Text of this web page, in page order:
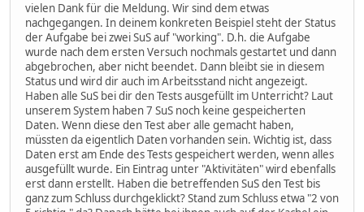
vielen Dank für die Meldung. Wir sind dem etwas
nachgegangen. In deinem konkreten Beispiel steht der Status
der Aufgabe bei zwei SuS auf "working". D.h. die Aufgabe
wurde nach dem ersten Versuch nochmals gestartet und dann
abgebrochen, aber nicht beendet. Dann bleibt sie in diesem
Status und wird dir auch im Arbeitsstand nicht angezeigt.
Haben alle SuS bei dir den Tests ausgefüllt im Unterricht? Laut
unserem System haben 7 SuS noch keine gespeicherten
Daten. Wenn diese den Test aber alle gemacht haben,
müssten da eigentlich Daten vorhanden sein. Wichtig ist, dass
Daten erst am Ende des Tests gespeichert werden, wenn alles
ausgefüllt wurde. Ein Eintrag unter "Aktivitäten" wird ebenfalls
erst dann erstellt. Haben die betreffenden SuS den Test bis
ganz zum Schluss durchgeklickt? Stand zum Schluss etwa "2 von